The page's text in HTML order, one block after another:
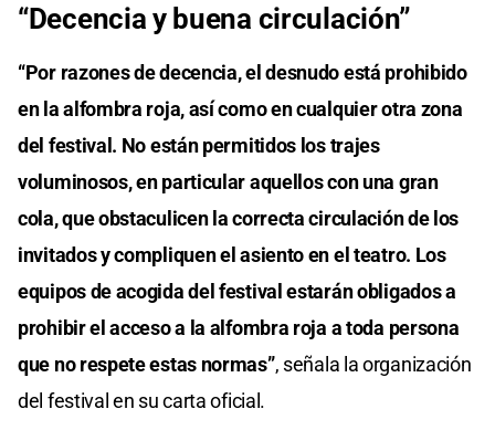
“Decencia y buena circulación”
“Por razones de decencia, el desnudo está prohibido
en la alfombra roja, así como en cualquier otra zona
del festival. No están permitidos los trajes
voluminosos, en particular aquellos con una gran
cola, que obstaculicen la correcta circulación de los
invitados y compliquen el asiento en el teatro. Los
equipos de acogida del festival estarán obligados a
prohibir el acceso a la alfombra roja a toda persona
que no respete estas normas”, señala la organización
del festival en su carta oficial.